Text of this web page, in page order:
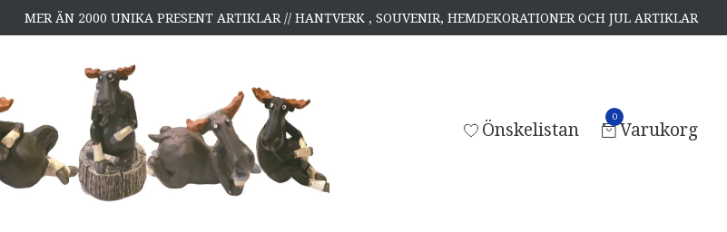
MER ÄN 2000 UNIKA PRESENT ARTIKLAR // HANTVERK , SOUVENIR, HEMDEKORATIONER OCH JUL ARTIKLAR
Önskelistan
0
Varukorg